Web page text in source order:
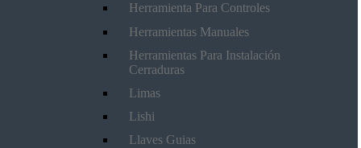
Herramienta Para Controles
Herramientas Manuales
Herramientas Para Instalación
Cerraduras
Limas
Lishi
Llaves Guias